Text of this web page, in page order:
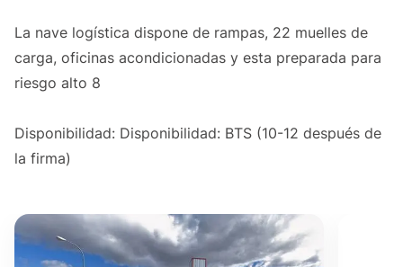
La nave logística dispone de rampas, 22 muelles de
carga, oficinas acondicionadas y esta preparada para
riesgo alto 8
Disponibilidad: Disponibilidad: BTS (10-12 después de
la firma)